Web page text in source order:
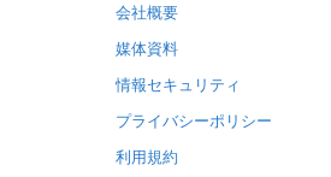
会社概要
媒体資料
情報セキュリティ
プライバシーポリシー
利用規約